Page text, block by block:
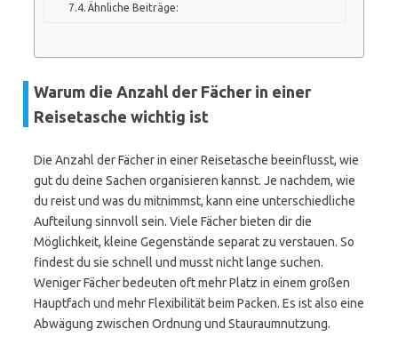
Ähnliche Beiträge:
Warum die Anzahl der Fächer in einer
Reisetasche wichtig ist
Die Anzahl der Fächer in einer Reisetasche beeinflusst, wie
gut du deine Sachen organisieren kannst. Je nachdem, wie
du reist und was du mitnimmst, kann eine unterschiedliche
Aufteilung sinnvoll sein. Viele Fächer bieten dir die
Möglichkeit, kleine Gegenstände separat zu verstauen. So
findest du sie schnell und musst nicht lange suchen.
Weniger Fächer bedeuten oft mehr Platz in einem großen
Hauptfach und mehr Flexibilität beim Packen. Es ist also eine
Abwägung zwischen Ordnung und Stauraumnutzung.